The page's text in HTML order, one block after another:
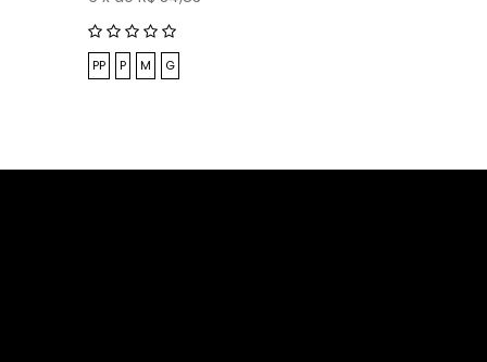
PP P M G